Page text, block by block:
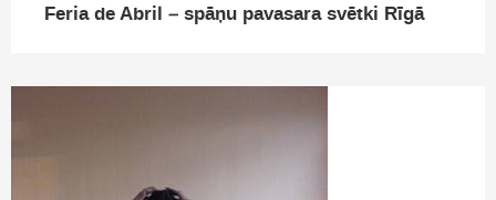
Feria de Abril – spāņu pavasara svētki Rīgā